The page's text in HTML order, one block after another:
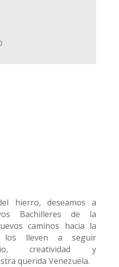
hierro, deseamos a
Bachilleres de la
caminos hacia la
los lleven a seguir
creatividad y
querida Venezuela.